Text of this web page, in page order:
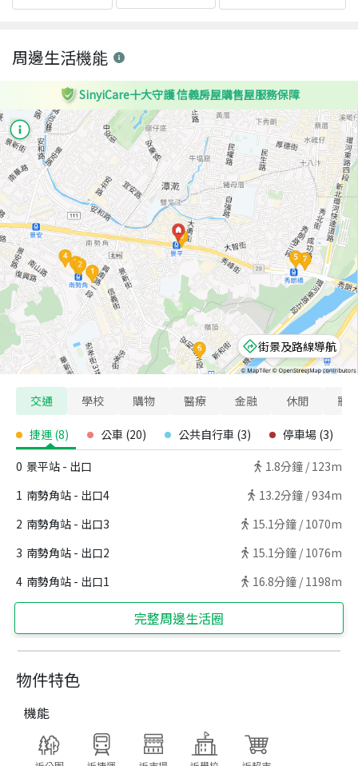
物件特色
機能
周邊生活機能
SinyiCare十大守護 信義房屋購售屋服務保障
街景及路線導航
交通 學校 購物 醫療 金融 休閒 寵
捷運 (8) 公車 (20) 公共自行車 (3) 停車場 (3)
0 景平站 - 出口 1.8分鐘 / 123m
1 南勢角站 - 出口4 13.2分鐘 /934m
2 南勢角站 - 出口3 15.1分鐘 / 1070m
3 南勢角站 - 出口2 15.1分鐘 / 1076m
4 南勢角站 - 出口1 16.8分鐘 / 1198m
完整周邊生活圈